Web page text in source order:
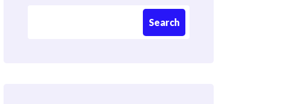
Search